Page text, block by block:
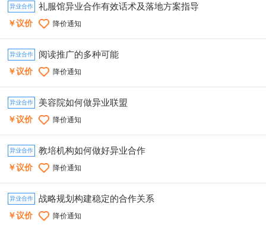
异业合作 礼服馆异业合作有效话术及落地方案指导
￥议价 降价通知
异业合作 阅读推广的多种可能
￥议价 降价通知
异业合作 美容院如何做异业联盟
￥议价 降价通知
异业合作 教培机构如何做好异业合作
￥议价 降价通知
异业合作 战略规划构建稳定的合作关系
￥议价 降价通知